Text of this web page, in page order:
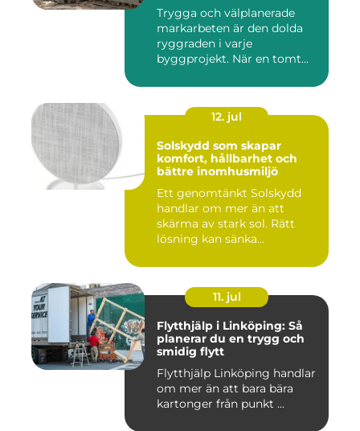
Trygga och välplanerade
markarbeten är den dolda
ryggraden i varje
byggprojekt. När en tomt
12. jul
Solskydd som skapar
komfort, hållbarhet och
bättre inomhusmiljö
Ett genomtänkt Solskydd
handlar om mer än att
skärma av stark sol. Rätt
lösning kan sänka
11. jul
Flytthjälp i Linköping: Så
planerar du en trygg och
smidig flytt
Flytthjälp Linköping handlar
om mer än att bara bära
kartonger från punkt ...